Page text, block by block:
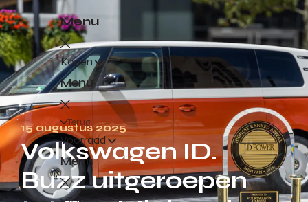
Menu
Kopen
Menu
Terug
Voorraad
Menu
15 augustus 2025
Volkswagen ID.
Buzz uitgeroepen